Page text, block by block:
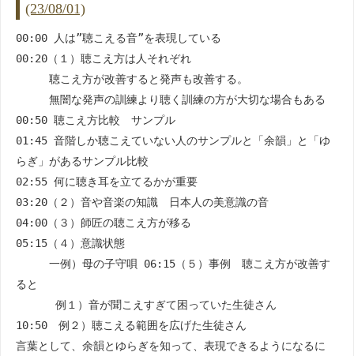
(23/08/01)
00:00 人は”聴こえる音”を表現している
00:20（１）聴こえ方は人それぞれ
聴こえ方が改善すると発声も改善する。
無闇な発声の訓練より聴く訓練の方が大切な場合もある
00:50 聴こえ方比較 サンプル
01:45 音階しか聴こえていない人のサンプルと「余韻」と「ゆ
らぎ」があるサンプル比較
02:55 何に聴き耳を立てるかが重要
03:20（２）音や音楽の知識 日本人の美意識の音
04:00（３）師匠の聴こえ方が移る
05:15（４）意識状態
一例）母の子守唄 06:15（５）事例 聴こえ方が改善す
ると
例１）音が聞こえすぎて困っていた生徒さん
10:50 例２）聴こえる範囲を広げた生徒さん
言葉として、余韻とゆらぎを知って、表現できるようになるに